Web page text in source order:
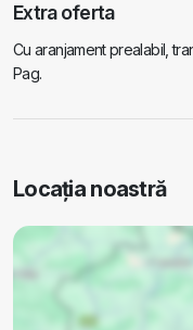
Extra oferta
Cu aranjament prealabil,
Pag.
Locația noastră